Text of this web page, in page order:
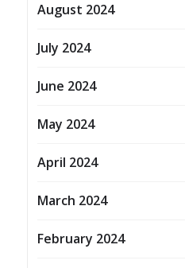
August 2024
July 2024
June 2024
May 2024
April 2024
March 2024
February 2024